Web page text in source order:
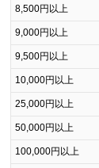
8,500円以上
9,000円以上
9,500円以上
10,000円以上
25,000円以上
50,000円以上
100,000円以上